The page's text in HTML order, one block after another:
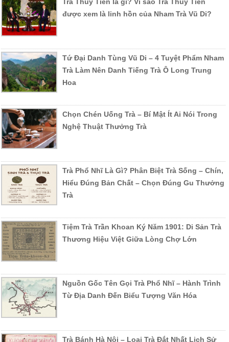
được xem là linh hồn của Nham Trà Vũ Di?
Tứ Đại Danh Tùng Vũ Di – 4 Tuyệt Phẩm Nham
Trà Làm Nên Danh Tiếng Trà Ô Long Trung
Hoa
Chọn Chén Uống Trà – Bí Mật Ít Ai Nói Trong
Nghệ Thuật Thưởng Trà
Trà Phổ Nhĩ Là Gì? Phân Biệt Trà Sống – Chín,
Hiểu Đúng Bản Chất – Chọn Đúng Gu Thưởng
Trà
Tiệm Trà Trần Khoan Ký Năm 1901: Di Sản Trà
Thương Hiệu Việt Giữa Lòng Chợ Lớn
Nguồn Gốc Tên Gọi Trà Phổ Nhĩ – Hành Trình
Từ Địa Danh Đến Biểu Tượng Văn Hóa
Trà Bánh Hà Nội – Loại Trà Đắt Nhất Lịch Sử